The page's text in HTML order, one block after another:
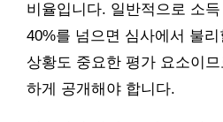
비율입니다. 일반적으로 소
40%를 넘으면 심사에서 불
상황도 중요한 평가 요소이
하게 공개해야 합니다.